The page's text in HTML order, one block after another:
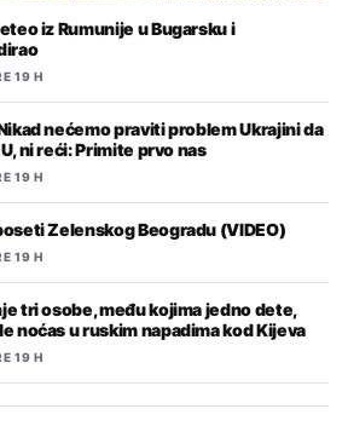
iz Rumunije u Bugarsku i
19 H
nećemo praviti problem Ukrajini da
ni reći: Primite prvo nas
19 H
Zelenskog Beogradu (VIDEO)
19 H
tri osobe, među kojima jedno dete,
noćas u ruskim napadima kod Kijeva
19 H